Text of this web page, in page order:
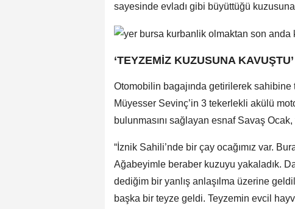
sayesinde evladı gibi büyüttüğü
‘TEYZEMİZ KUZUSUNA KAVUŞTU’
Otomobilin bagajında getirilerek
Müyesser Sevinç’in 3 tekerlekli akülü
bulunmasını sağlayan esnaf Savaş
“İznik Sahili’nde bir çay ocağımız var.
Ağabeyimle beraber kuzuyu yakaladık.
dediğim bir yanlış anlaşılma üzerine
başka bir teyze geldi. Teyzemin evcil